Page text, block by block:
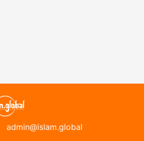
admin@islam.global